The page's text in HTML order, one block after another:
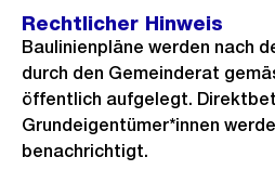
Rechtlicher Hinweis
Baulinienpläne werden nach
durch den Gemeinderat
öffentlich aufgelegt.
Grundeigentümer*innen
benachrichtigt.